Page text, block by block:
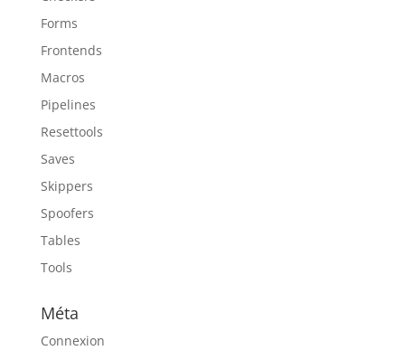
Forms
Frontends
Macros
Pipelines
Resettools
Saves
Skippers
Spoofers
Tables
Tools
Méta
Connexion